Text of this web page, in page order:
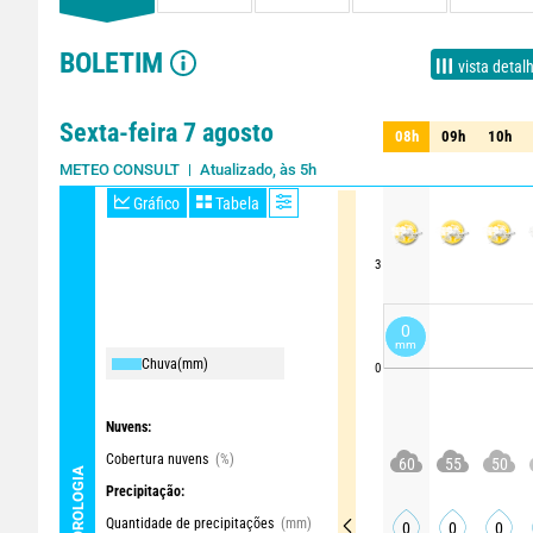
BOLETIM vista
Sexta-feira 7 agosto
METEO CONSULT Atualizado, às 5h
Gráfico Tabela
Chuva(mm)
Nuvens:
Cobertura nuvens (%)
Precipitação:
Quantidade de precipitações (mm)
3
0
08h 09h 10h
08h 09h 10h
60 55 50
0 0 0
0
mm